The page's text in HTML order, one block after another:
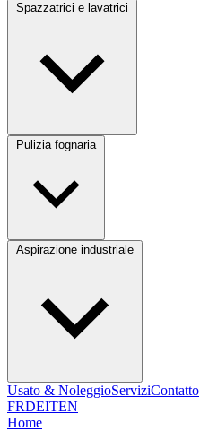
Pulizia fognaria
Usato & NoleggioServiziContatto
FRDEITEN
Home